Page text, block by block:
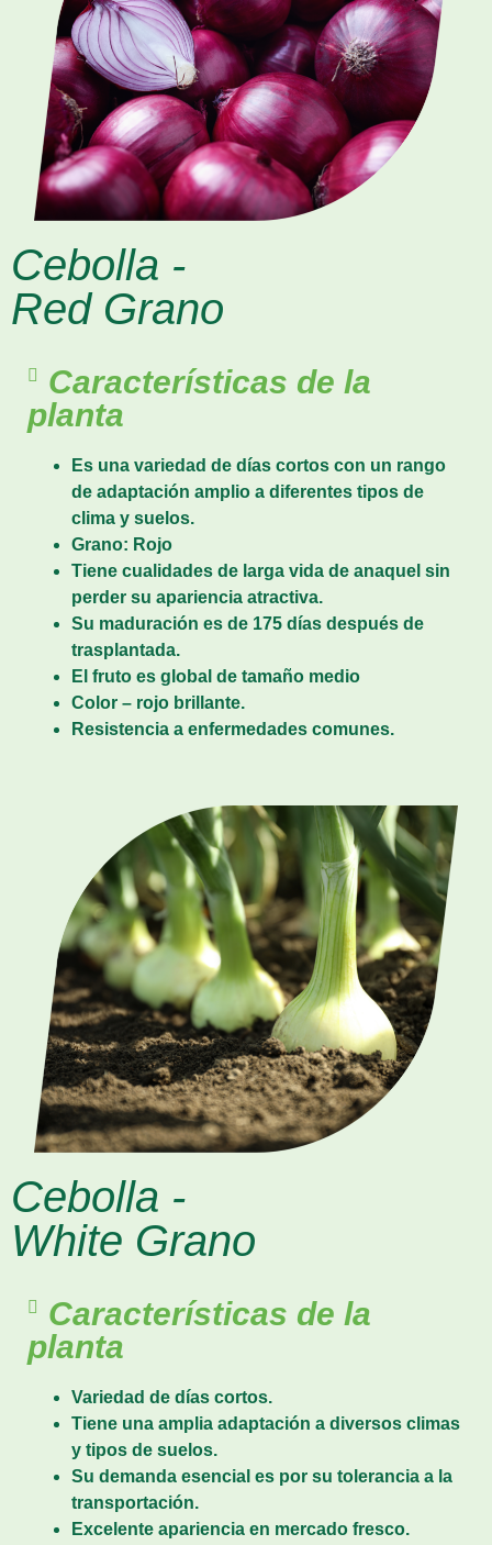
Cebolla -
Red Grano
Características de la
planta
Es una variedad de días cortos con un rango
de adaptación amplio a diferentes tipos de
clima y suelos.
Grano: Rojo
Tiene cualidades de larga vida de anaquel sin
perder su apariencia atractiva.
Su maduración es de 175 días después de
trasplantada.
El fruto es global de tamaño medio
Color – rojo brillante.
Resistencia a enfermedades comunes.
Cebolla -
White Grano
Características de la
planta
Variedad de días cortos.
Tiene una amplia adaptación a diversos climas
y tipos de suelos.
Su demanda esencial es por su tolerancia a la
transportación.
Excelente apariencia en mercado fresco.